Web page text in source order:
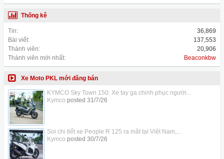
Thống kê
Tin:
36,869
Bài viết:
137,553
Thành viên:
20,906
Thành viên mới nhất:
Beaconkbw
Xe Moto PKL mới đăng bán
KYMCO Sky Town 150: Xe tay ga chinh phục người...
Kymco posted 31/7/26
Soi chi tiết xe People R 125 ra mắt tại Việt Nam,...
Kymco posted 30/7/26